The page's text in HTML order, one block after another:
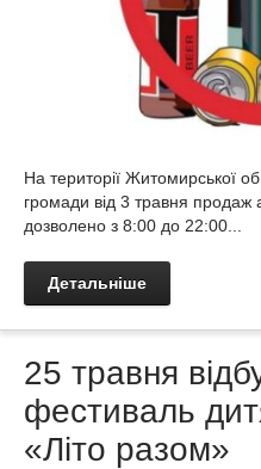
На території Житомирської
громади від 3 травня продаж
дозволено з 8:00 до 22:00...
Детальніше
25 травня
фестиваль
«Літо разом»